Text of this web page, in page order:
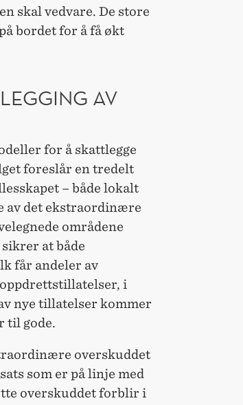
skal vedvare. De store
bordet for å få økt
AV
for å skattlegge
foreslår en tredelt
– både lokalt
av det ekstraordinære
områdene
at både
får andeler av
i
nye tillatelser kommer
til gode.
overskuddet
som er på linje med
overskuddet forblir i